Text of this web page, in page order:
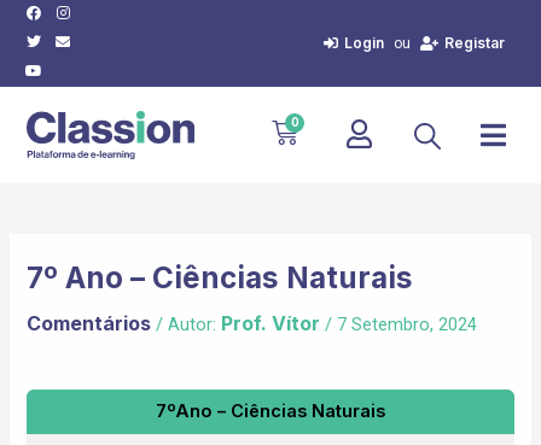
Skip
content
Facebook
Instagram
TwitterEnvelope
Youtube
Login ou Registar
0Cart
7º Ano – Ciências Naturais
Comentários / Autor: Prof. Vítor / 7 Setembro, 2024
7ºAno – Ciências Naturais
Post
navigation